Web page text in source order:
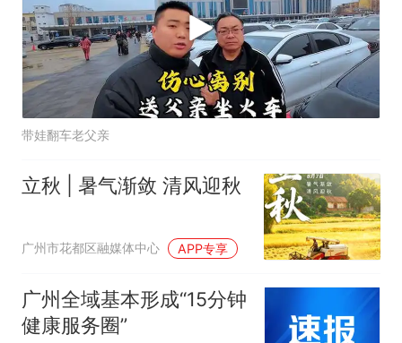
带娃翻车老父亲
立秋 | 暑气渐敛 清风迎秋
广州市花都区融媒体中心 APP专享
广州全域基本形成“15分钟
健康服务圈”